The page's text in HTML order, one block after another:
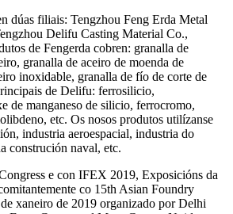
dúas filiais: Tengzhou Feng Erda Metal
Delifu Casting Material Co.,
de Fengerda cobren: granalla de
granalla de aceiro de moenda de
inoxidable, granalla de fío de corte de
de Delifu: ferrosilicio,
de manganeso de silicio, ferrocromo,
etc. Os nosos produtos utilízanse
industria aeroespacial, industria do
construción naval, etc.
e con IFEX 2019, Exposicións da
co 15th Asian Foundry
xaneiro de 2019 organizado por Delhi